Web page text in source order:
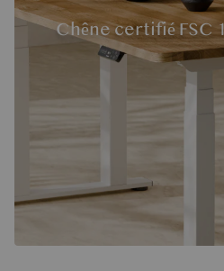
Chêne certifié FSC